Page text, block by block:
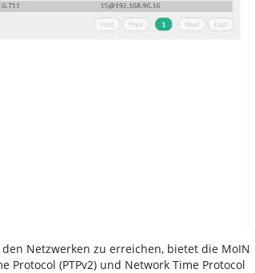
Netzwerken zu erreichen, bietet die MoIN
(PTPv2) und Network Time Protocol